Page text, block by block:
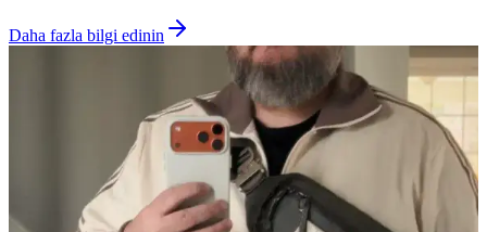
Daha fazla bilgi edinin